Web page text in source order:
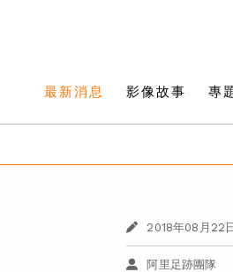
最新消息 影像故事 專
2018年08月22日
阿里足跡團隊